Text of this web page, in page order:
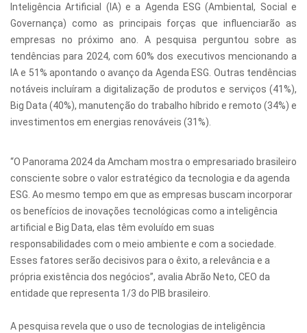
Inteligência Artificial (IA) e a Agenda ESG (Ambiental, Social e
Governança) como as principais forças que influenciarão as
empresas no próximo ano. A pesquisa perguntou sobre as
tendências para 2024, com 60% dos executivos mencionando a
IA e 51% apontando o avanço da Agenda ESG. Outras tendências
notáveis incluíram a digitalização de produtos e serviços (41%),
Big Data (40%), manutenção do trabalho híbrido e remoto (34%) e
investimentos em energias renováveis (31%).
“O Panorama 2024 da Amcham mostra o empresariado brasileiro
consciente sobre o valor estratégico da tecnologia e da agenda
ESG. Ao mesmo tempo em que as empresas buscam incorporar
os benefícios de inovações tecnológicas como a inteligência
artificial e Big Data, elas têm evoluído em suas
responsabilidades com o meio ambiente e com a sociedade.
Esses fatores serão decisivos para o êxito, a relevância e a
própria existência dos negócios”, avalia Abrão Neto, CEO da
entidade que representa 1/3 do PIB brasileiro.
A pesquisa revela que o uso de tecnologias de inteligência